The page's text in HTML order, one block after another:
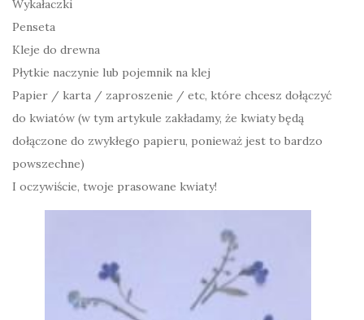
Wykałaczki
Penseta
Kleje do drewna
Płytkie naczynie lub pojemnik na klej
Papier / karta / zaproszenie / etc, które chcesz dołączyć
do kwiatów (w tym artykule zakładamy, że kwiaty będą
dołączone do zwykłego papieru, ponieważ jest to bardzo
powszechne)
I oczywiście, twoje prasowane kwiaty!